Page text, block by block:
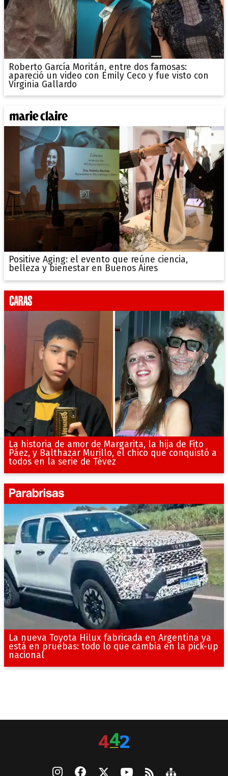
Roberto García Moritán, entre dos famosas:
apareció un video con Emily Ceco y fue visto con
Virginia Gallardo
Positive Aging: el evento que reúne ciencia,
belleza y bienestar en Buenos Aires
La historia de amor de Margarita, la hija de Fito
Páez, y Balthazar Murillo, el chico que conquistó a
todos en la serie de Tévez
La nueva Toyota Hilux fabricada en Argentina ya
está en pruebas: todo lo que cambia en la pick-up
nacional